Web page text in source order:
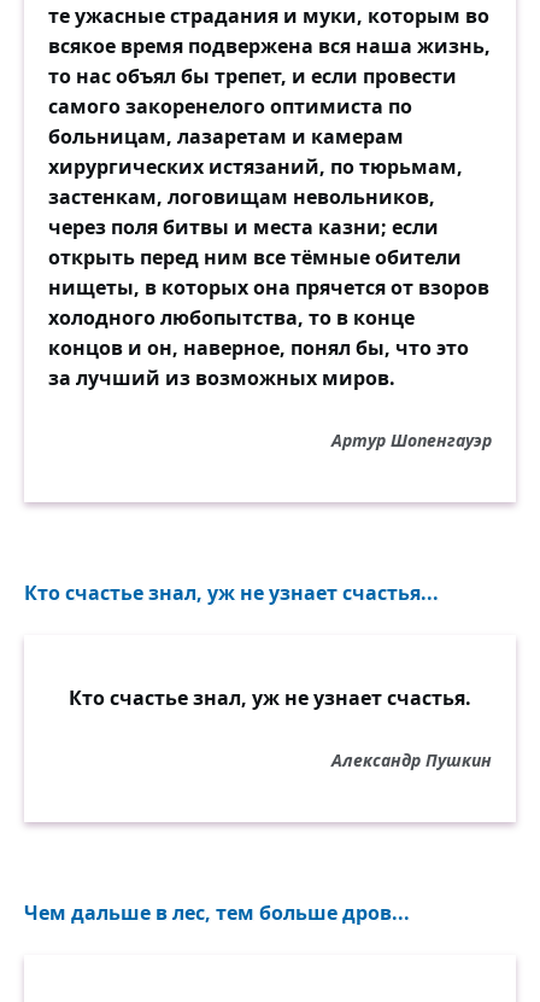
те ужасные страдания и муки, которым во
всякое время подвержена вся наша жизнь,
то нас объял бы трепет, и если провести
самого закоренелого оптимиста по
больницам, лазаретам и камерам
хирургических истязаний, по тюрьмам,
застенкам, логовищам невольников,
через поля битвы и места казни; если
открыть перед ним все тёмные обители
нищеты, в которых она прячется от взоров
холодного любопытства, то в конце
концов и он, наверное, понял бы, что это
за лучший из возможных миров.
Артур Шопенгауэр
Кто счастье знал, уж не узнает счастья...
Кто счастье знал, уж не узнает счастья.
Александр Пушкин
Чем дальше в лес, тем больше дров...